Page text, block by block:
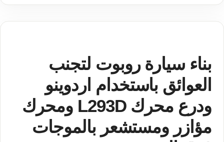
بناء سيارة روبوت لتجنب
العوائق باستخدام اردوينو
ودرع محرك L293D ومحرك
مؤازر ومستشعر بالموجات